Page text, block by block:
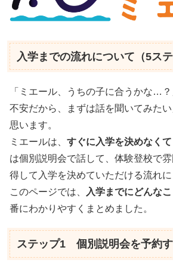
入学までの流れについて（5ステ
「ミエール、うちの子に合うかな…
不安だから、まずは話を聞いてみた
思います。
ミエールは、 すぐに入学を決めなく
は個別説明会で話して、体験登校で
得して入学を決めていただける流れに
このページでは、
入学までにどんな
番にわかりやすくまとめました。
ステップ1 個別説明会を予約